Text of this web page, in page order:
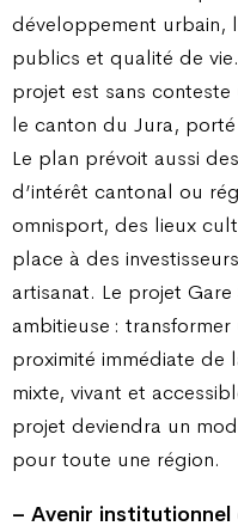
développement urbain,
publics et qualité de
projet est sans
le canton du Jura,
Le plan prévoit aussi
d’intérêt cantonal ou
omnisport, des lieux
place à des
artisanat. Le projet
ambitieuse :
proximité immédiate de
mixte, vivant et
projet deviendra un
pour toute une région.
– Avenir institutionnel